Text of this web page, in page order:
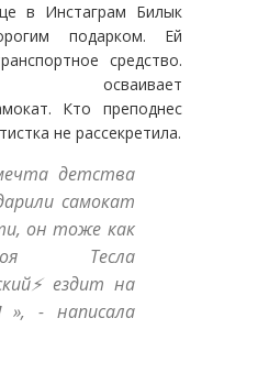
в Инстаграм Билык
подарком. Ей
средство.
осваивает
Кто преподнес
не рассекретила.
детства
самокат
он тоже как
Тесла
на
- написала